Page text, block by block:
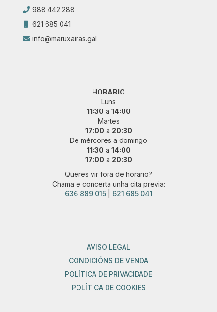
988 442 288
621 685 041
info@maruxairas.gal
HORARIO
Luns
11:30 a 14:00
Martes
17:00 a 20:30
De mércores a domingo
11:30 a 14:00
17:00 a 20:30
Queres vir fóra de horario?
Chama e concerta unha cita previa:
636 889 015| 621 685 041
AVISO LEGAL
CONDICIÓNS DE VENDA
POLÍTICA DE PRIVACIDADE
POLÍTICA DE COOKIES